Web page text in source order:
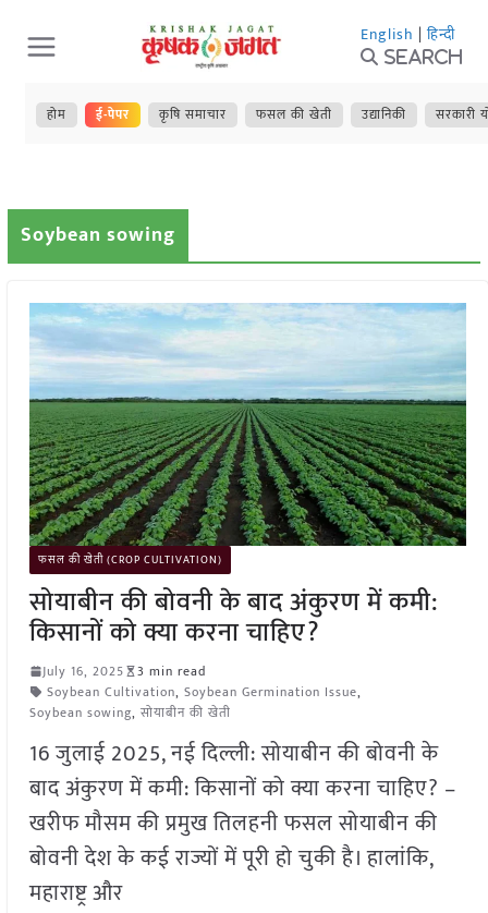
Skip
to
content
English | हिन्दी
Search
होम ई-पेपर कृषि समाचार फसल की खेती उद्यानिकी सरकारी
Soybean sowing
फसल की खेती (CROP CULTIVATION)
सोयाबीन की बोवनी के बाद अंकुरण में कमी:
किसानों को क्या करना चाहिए?
July 16, 2025
3 min read
Soybean Cultivation, Soybean Germination Issue,
Soybean sowing, सोयाबीन की खेती
16 जुलाई 2025, नई दिल्ली: सोयाबीन की बोवनी के
बाद अंकुरण में कमी: किसानों को क्या करना चाहिए? –
खरीफ मौसम की प्रमुख तिलहनी फसल सोयाबीन की
बोवनी देश के कई राज्यों में पूरी हो चुकी है। हालांकि,
महाराष्ट्र और